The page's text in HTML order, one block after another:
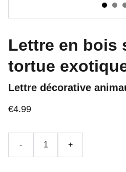
Lettre en bois
tortue
Lettre décorative
€4.99
- +